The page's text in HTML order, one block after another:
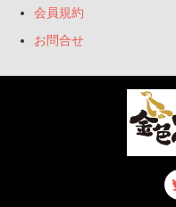
会員規約
お問合せ